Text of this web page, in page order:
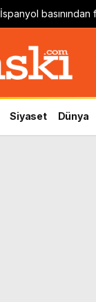
İspanyol basınından
Siyaset Dünya